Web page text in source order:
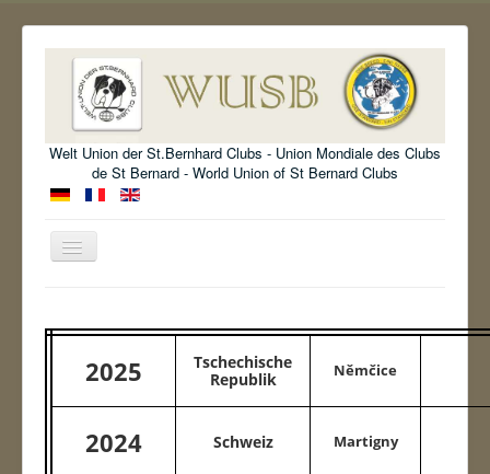
Welt Union der St.Bernhard Clubs - Union Mondiale des Clubs
de St Bernard - World Union of St Bernard Clubs
Basculer
Organisation
Standard
Information
Exposition WUSB
2025
Tschechische
Republik
Němčice
2024 Schweiz Martigny